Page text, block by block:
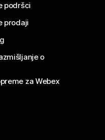
podršci
prodaji
o
za Webex